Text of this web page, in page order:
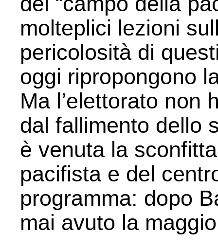
molteplici lezioni
pericolosità di
oggi ripropongono
Ma l’elettorato non
dal fallimento dello
è venuta la
pacifista e del
programma: dopo
mai avuto la